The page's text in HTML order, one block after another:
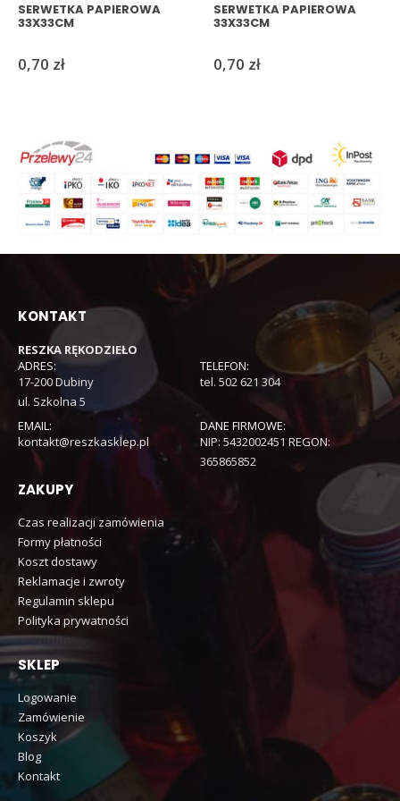
SERWETKA PAPIEROWA
33X33CM
0,70 zł
SERWETKA PAPIEROWA
33X33CM
0,70 zł
KONTAKT
RESZKA RĘKODZIEŁO
ADRES:
17-200 Dubiny
ul. Szkolna 5
TELEFON:
tel. 502 621 304
EMAIL:
kontakt@reszkasklep.pl
DANE FIRMOWE:
NIP: 5432002451 REGON:
365865852
ZAKUPY
Czas realizacji zamówienia
Formy płatności
Koszt dostawy
Reklamacje i zwroty
Regulamin sklepu
Polityka prywatności
SKLEP
Logowanie
Zamówienie
Koszyk
Blog
Kontakt